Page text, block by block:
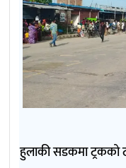
हुलाकी सडकमा ट्रकको